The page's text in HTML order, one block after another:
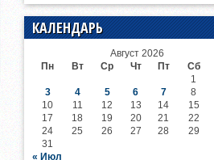
КАЛЕНДАРЬ
Август 2026
Пн
Вт Ср Чт Пт Сб
1
3
4 5 6 7 8
10
11 12 13 14 15
17
18 19 20 21 22
24
25 26 27 28 29
31
« Июл